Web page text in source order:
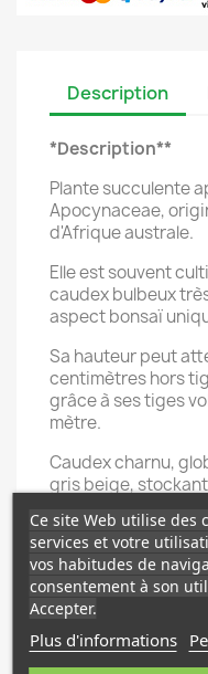
Description
*Description**
Plante succulente
Apocynaceae,
d'Afrique australe.
Elle est souvent
caudex bulbeux
aspect bonsaï
Sa hauteur peut
centimètres hors
grâce à ses tiges
mètre.
Caudex charnu,
gris beige,
Feuilles opposées,
à 5 centimètres,
ondulés.
Petites fleurs
apparaissant en été.
Ce site Web utilise des
services et votre
vos habitudes de
consentement à son
Accepter.
Plus d'informations